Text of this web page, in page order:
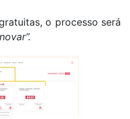
o processo será